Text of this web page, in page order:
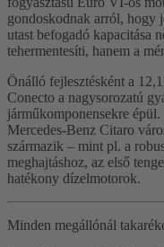
gondoskodnak arról, hogy
utast befogadó kapacitása
tehermentesíti, hanem a
Önálló fejlesztésként a
Conecto a nagysorozatú
járműkomponensekre épül.
Mercedes-Benz Citaro
származik – mint pl. a
meghajtáshoz, az első
hatékony dízelmotorok.
Minden megállónál